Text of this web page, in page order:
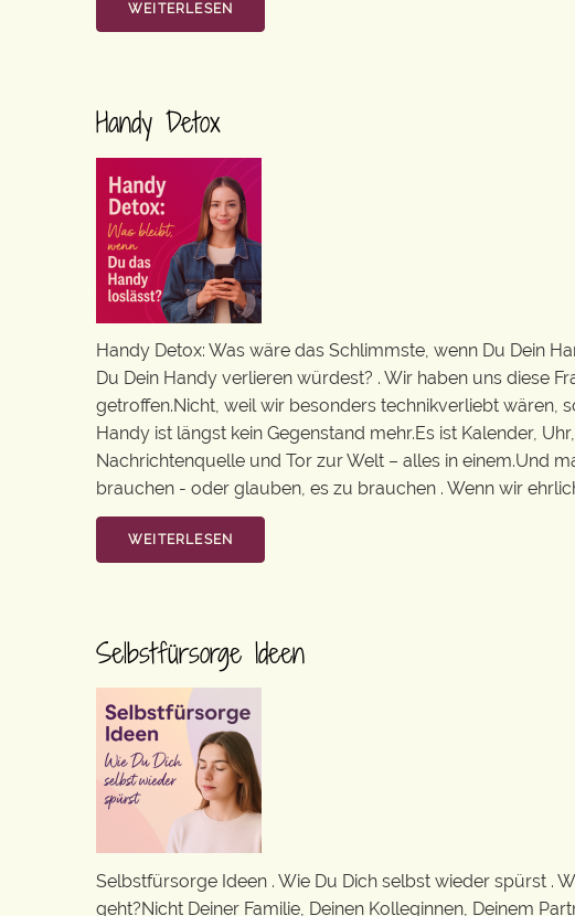
WEITERLESEN
Handy Detox
Handy Detox: Was wäre das Schlimmste, wenn Du Dein
Du Dein Handy verlieren würdest? . Wir haben uns diese
getroffen.Nicht, weil wir besonders technikverliebt wären,
Handy ist längst kein Gegenstand mehr.Es ist Kalender,
Nachrichtenquelle und Tor zur Welt – alles in einem.Und
brauchen - oder glauben, es zu brauchen . Wenn wir
WEITERLESEN
Selbstfürsorge Ideen
Selbstfürsorge Ideen . Wie Du Dich selbst wieder spürst .
geht?Nicht Deiner Familie, Deinen Kolleginnen, Deinem